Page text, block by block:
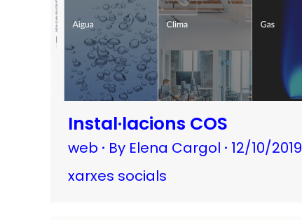
Instal·lacions COS
web By Elena Cargol
12/10/2019
xarxes socials